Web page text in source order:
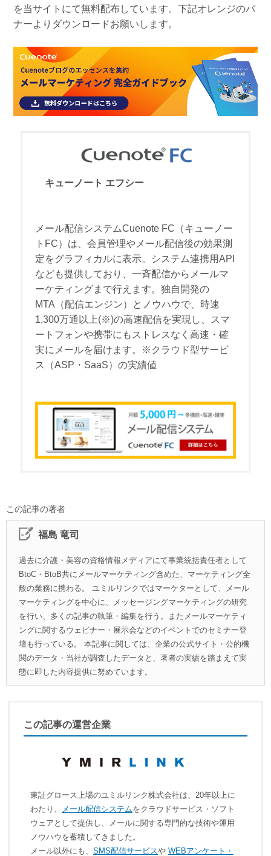
を当サイトにて無料配布しています。下記オレンジのバ
ナーよりダウンロードお願いします。
キューノート エフシー
メール配信システムCuenote FC（キューノー
トFC）は、会員管理やメール配信後の効果測
定をグラフィカルに表示。システム連携用API
なども提供しており、一斉配信からメールマ
ーケティングまで行えます。独自開発の
MTA（配信エンジン）とノウハウで、時速
1,300万通以上(※)の高速配信を実現し、スマ
ートフォンや携帯にもストレスなく高速・確
実にメールを届けます。※クラウド型サービ
ス（ASP・SaaS）の実績値
この記事の著者
福島 竜司
過去に介護・美容の資格情報メディアにて事業統括責任者として
BtoC・BtoB共にメールマーケティング含めた、マーケティング全
般の業務に携わる。 ユミルリンクではマーケターとして、メール
マーケティングを中心に、メッセージングマーケティングの研究
を行い、多くの記事の執筆・編集を行う。またメールマーケティ
ングに関するウェビナー・展示会などのイベントでのセミナー登
壇も行っている。 本記事に関しては、企業の公式サイト・公的機
関のデータ・当社が調査したデータと、著者の実績を踏まえて実
態に即した内容提供に努めています。
この記事の運営企業
東証グロース上場のユミルリンク株式会社は、20年以上に
わたり、
メール配信システムをクラウドサービス・ソフト
ウェアとして提供し、メールに関する専門的な技術や運用
ノウハウを蓄積してきました。
メール以外にも、 SMS配信サービスや WEBアンケート・